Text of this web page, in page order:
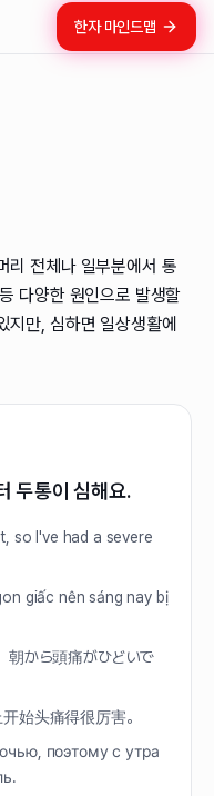
한자 마인드맵
리 전체나 일부분에서 통
다양한 원인으로 발생할
지만, 심하면 일상생활에
두통이 심해요.
so I've had a severe
giấc nên sáng nay bị
朝から頭痛がひどいで
始头痛得很厉害。
поэтому с утра